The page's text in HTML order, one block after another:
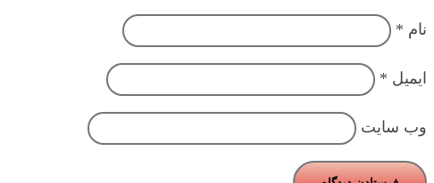
نام *
ایمیل *
وب‌ سایت